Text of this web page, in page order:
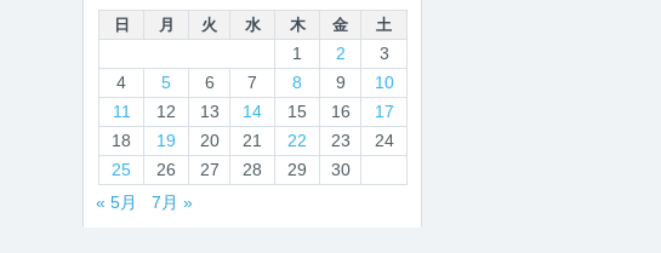
日 月 火 水 木 金 土
1 2
3
4
5 6 7 8 9
10
11
12 13 14 15 16
17
18
19 20 21 22 23
24
25
26 27 28 29
30
« 5月
7月 »